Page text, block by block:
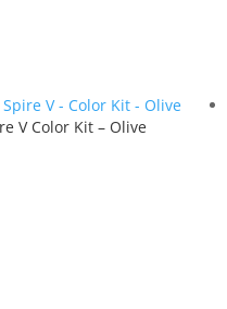
V Color Kit – Olive